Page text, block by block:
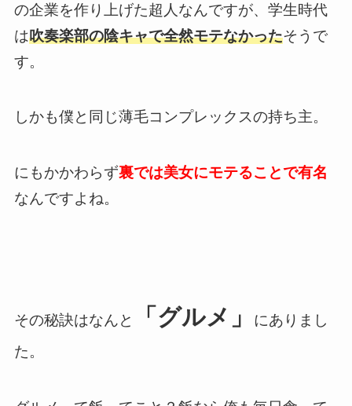
の企業を作り上げた超人なんですが、学生時代
は吹奏楽部の陰キャで全然モテなかったそうで
す。
しかも僕と同じ薄毛コンプレックスの持ち主。
にもかかわらず裏では美女にモテることで有名
なんですよね。
その秘訣はなんと 「グルメ」
にありまし
た。